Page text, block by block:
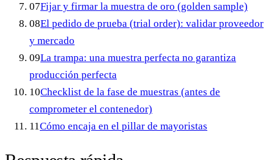
07Fijar y firmar la muestra de oro (golden sample)
08El pedido de prueba (trial order): validar proveedor
y mercado
09La trampa: una muestra perfecta no garantiza
producción perfecta
10Checklist de la fase de muestras (antes de
comprometer el contenedor)
11Cómo encaja en el pillar de mayoristas